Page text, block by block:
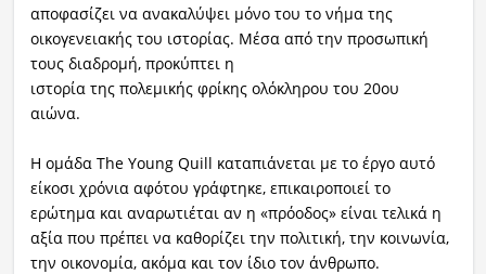
αποφασίζει να ανακαλύψει μόνο του το νήμα της
οικογενειακής του ιστορίας. Μέσα από την προσωπική
τους διαδρομή, προκύπτει η
ιστορία της πολεμικής φρίκης ολόκληρου του 20ου
αιώνα.
Η ομάδα The Young Quill καταπιάνεται με το έργο αυτό
είκοσι χρόνια αφότου γράφτηκε, επικαιροποιεί το
ερώτημα και αναρωτιέται αν η «πρόοδος» είναι τελικά η
αξία που πρέπει να καθορίζει την πολιτική, την κοινωνία,
την οικονομία, ακόμα και τον ίδιο τον άνθρωπο.